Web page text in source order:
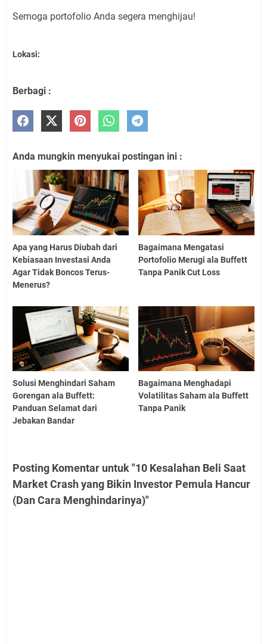
Semoga portofolio Anda segera menghijau!
Lokasi:
Berbagi :
Anda mungkin menyukai postingan ini :
Apa yang Harus Diubah dari
Kebiasaan Investasi Anda
Agar Tidak Boncos Terus-
Menerus?
Bagaimana Mengatasi
Portofolio Merugi ala Buffett
Tanpa Panik Cut Loss
Solusi Menghindari Saham
Gorengan ala Buffett:
Panduan Selamat dari
Jebakan Bandar
Bagaimana Menghadapi
Volatilitas Saham ala Buffett
Tanpa Panik
Posting Komentar untuk "10 Kesalahan Beli Saat
Market Crash yang Bikin Investor Pemula Hancur
(Dan Cara Menghindarinya)"